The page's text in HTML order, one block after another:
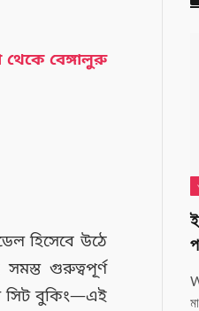
বেঙ্গালুরু
হিসেবে উঠে
গুরুত্বপূর্ণ
সিট বুকিং—এই